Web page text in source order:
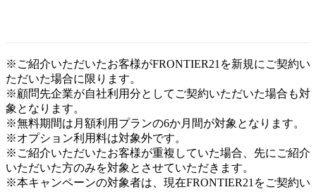
※ご紹介いただいたお客様がFRONTIER21を新規にご契約い
ただいた場合に限ります。
※顧問先企業が自社利用分としてご契約いただいた場合も対
象となります。
※無料期間は月額利用プランの6か月間が対象となります。
※オプション利用料は対象外です。
※ご紹介いただいたお客様が重複していた場合、先にご紹介
いただいた方のみを対象とさせていただきます。
※本キャンペーンの対象者は、現在FRONTIER21をご契約い